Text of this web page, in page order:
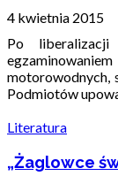
4 kwietnia 2015
Po liberalizacji
motorowodnych,
Podmiotów
Literatura
„Żaglowce